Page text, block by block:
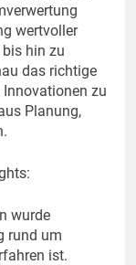
wertvoller
hin zu
das richtige
zu
Planung,
wurde
rund um
ist.